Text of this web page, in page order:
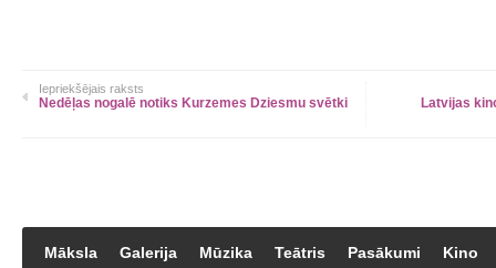
Iepriekšējais raksts
Nedēļas nogalē notiks Kurzemes Dziesmu svētki Latvijas
Māksla Galerija Mūzika Teātris Pasākumi Kino